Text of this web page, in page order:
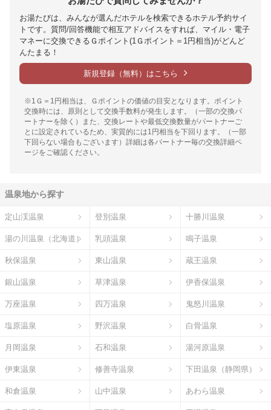
お湯たびは、みんなが選んだホテルを検索できるホテル予約サイ
トです。質問/回答機能で相互アドバイスをすれば、マイル・電子
マネーに交換できるＧポイント(1Ｇポイント＝1円相当)がどんど
んたまる！
新規登録（無料）はこちら
※1Ｇ＝1円相当は、Ｇポイントの価値の目安となります。ポイント
交換時には、原則として交換手数料が発生します。（一部の交換パ
ートナーを除く）また、交換レートや最低交換数量がパートナーご
とに設定されているため、実質的には1円相当を下回ります。（一部
下回らない場合もございます）詳細は各パートナー毎の交換詳細ペ
ージをご確認ください。
温泉地から探す
定山渓温泉 登別温泉 十勝川温泉
湯の川温泉（北海道） 乳頭温泉 鳴子温泉
秋保温泉 東山温泉 蔵王温泉
銀山温泉 草津温泉 伊香保温泉
万座温泉 四万温泉 鬼怒川温泉
塩原温泉 野沢温泉 白骨温泉
月岡温泉 石和温泉 湯河原温泉
伊東温泉 修善寺温泉 下田温泉（静岡県）
和倉温泉 山中温泉 あわら温泉